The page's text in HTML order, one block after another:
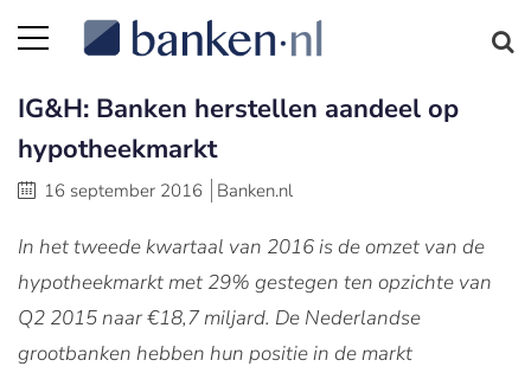
IG&H: Banken herstellen aandeel op
hypotheekmarkt
16 september 2016 Banken.nl
In het tweede kwartaal van 2016 is de omzet van de
hypotheekmarkt met 29% gestegen ten opzichte van
Q2 2015 naar €18,7 miljard. De Nederlandse
grootbanken hebben hun positie in de markt